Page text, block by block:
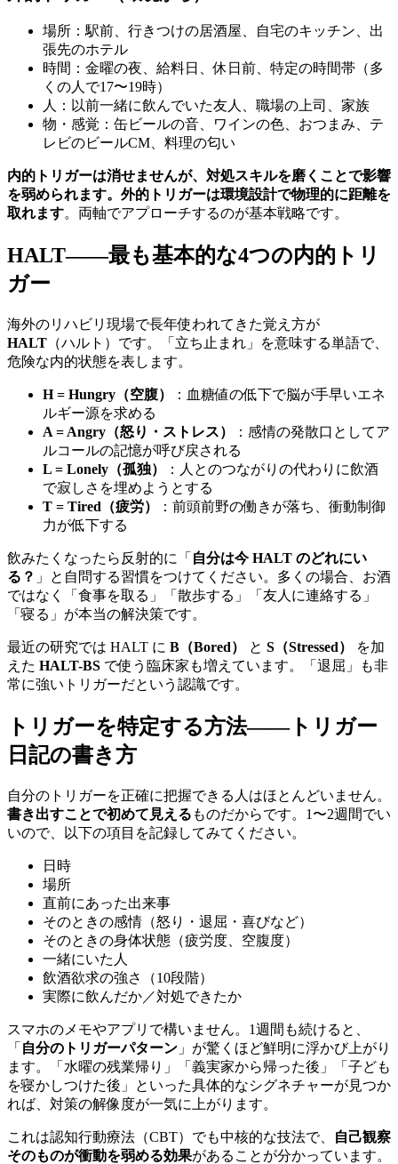
場所：駅前、行きつけの居酒屋、自宅のキッチン、出
張先のホテル
時間：金曜の夜、給料日、休日前、特定の時間帯（多
くの人で17〜19時）
人：以前一緒に飲んでいた友人、職場の上司、家族
物・感覚：缶ビールの音、ワインの色、おつまみ、テ
レビのビールCM、料理の匂い
内的トリガーは消せませんが、対処スキルを磨くことで影響
を弱められます。外的トリガーは環境設計で物理的に距離を
取れます。両軸でアプローチするのが基本戦略です。
HALT——最も基本的な4つの内的トリ
ガー
海外のリハビリ現場で長年使われてきた覚え方が
HALT （ハルト）です。「立ち止まれ」を意味する単語で、
危険な内的状態を表します。
H = Hungry（空腹）
：血糖値の低下で脳が手早いエネ
ルギー源を求める
A = Angry（怒り・ストレス）
：感情の発散口としてア
ルコールの記憶が呼び戻される
L = Lonely（孤独）
：人とのつながりの代わりに飲酒
で寂しさを埋めようとする
T = Tired（疲労）
：前頭前野の働きが落ち、衝動制御
力が低下する
飲みたくなったら反射的に「 自分は今 HALT のどれにい
る？ 」と自問する習慣をつけてください。多くの場合、お酒
ではなく「食事を取る」「散歩する」「友人に連絡する」
「寝る」が本当の解決策です。
最近の研究では HALT に B（Bored） と S（Stressed）
を加
えた HALT-BS で使う臨床家も増えています。「退屈」も非
常に強いトリガーだという認識です。
トリガーを特定する方法——トリガー
日記の書き方
自分のトリガーを正確に把握できる人はほとんどいません。
書き出すことで初めて見える ものだからです。1〜2週間でい
いので、以下の項目を記録してみてください。
日時
場所
直前にあった出来事
そのときの感情（怒り・退屈・喜びなど）
そのときの身体状態（疲労度、空腹度）
一緒にいた人
飲酒欲求の強さ（10段階）
実際に飲んだか／対処できたか
スマホのメモやアプリで構いません。1週間も続けると、
「 自分のトリガーパターン 」が驚くほど鮮明に浮かび上がり
ます。「水曜の残業帰り」「義実家から帰った後」「子ども
を寝かしつけた後」といった具体的なシグネチャーが見つか
れば、対策の解像度が一気に上がります。
これは認知行動療法（CBT）でも中核的な技法で、
自己観察
そのものが衝動を弱める効果があることが分かっています。